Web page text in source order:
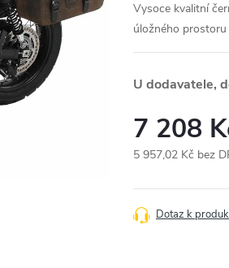
Vysoce kvalitní
úložného
U dodavatele,
7 208
5 957,02 Kč bez
cena:
Dotaz k